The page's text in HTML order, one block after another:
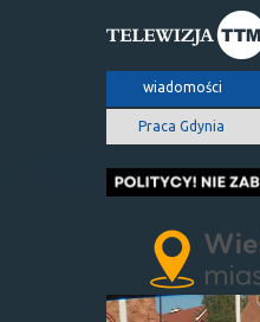
wiadomości
Praca Gdynia